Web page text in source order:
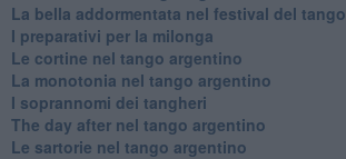
La bella addormentata nel festival del tango
I preparativi per la milonga
Le cortine nel tango argentino
La monotonia nel tango argentino
I soprannomi dei tangheri
The day after nel tango argentino
Le sartorie nel tango argentino